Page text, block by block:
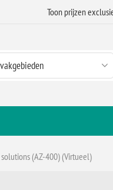
(AZ-400) (Virtueel)